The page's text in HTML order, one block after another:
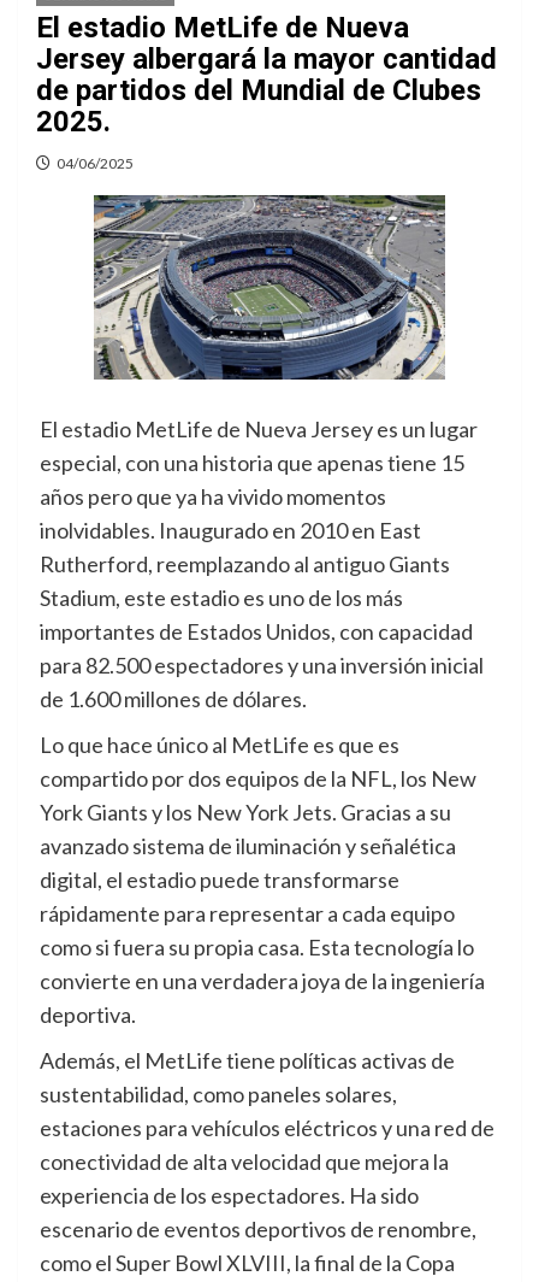
El estadio MetLife de Nueva
Jersey albergará la mayor cantidad
de partidos del Mundial de Clubes
2025.
04/06/2025
El estadio MetLife de Nueva Jersey es un lugar
especial, con una historia que apenas tiene 15
años pero que ya ha vivido momentos
inolvidables. Inaugurado en 2010 en East
Rutherford, reemplazando al antiguo Giants
Stadium, este estadio es uno de los más
importantes de Estados Unidos, con capacidad
para 82.500 espectadores y una inversión inicial
de 1.600 millones de dólares.
Lo que hace único al MetLife es que es
compartido por dos equipos de la NFL, los New
York Giants y los New York Jets. Gracias a su
avanzado sistema de iluminación y señalética
digital, el estadio puede transformarse
rápidamente para representar a cada equipo
como si fuera su propia casa. Esta tecnología lo
convierte en una verdadera joya de la ingeniería
deportiva.
Además, el MetLife tiene políticas activas de
sustentabilidad, como paneles solares,
estaciones para vehículos eléctricos y una red de
conectividad de alta velocidad que mejora la
experiencia de los espectadores. Ha sido
escenario de eventos deportivos de renombre,
como el Super Bowl XLVIII, la final de la Copa